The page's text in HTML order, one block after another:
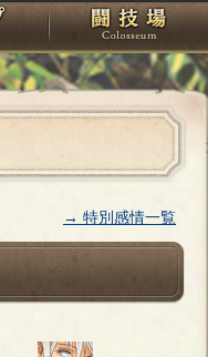
ショップ
→ 特別感情一覧